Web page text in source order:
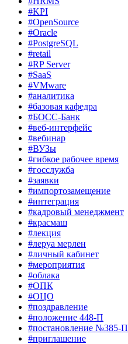
#KPI
#OpenSource
#Oracle
#PostgreSQL
#retail
#RP Server
#SaaS
#VMware
#аналитика
#базовая кафедра
#БОСС-Банк
#веб-интерфейс
#вебинар
#ВУЗы
#гибкое рабочее время
#госслужба
#заявки
#импортозамещение
#интеграция
#кадровый менеджмент
#красмаш
#лекция
#леруа мерлен
#личный кабинет
#мероприятия
#облака
#ОПК
#ОЦО
#поздравление
#положение 448-П
#постановление №385-П
#приглашение